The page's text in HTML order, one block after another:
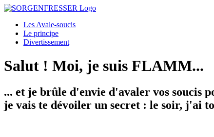
Les Avale-soucis
Le principe
Divertissement
Salut ! Moi, je suis FLAMM...
... et je brûle d'envie d'avaler vos soucis
je vais te dévoiler un secret : le soir, j'ai